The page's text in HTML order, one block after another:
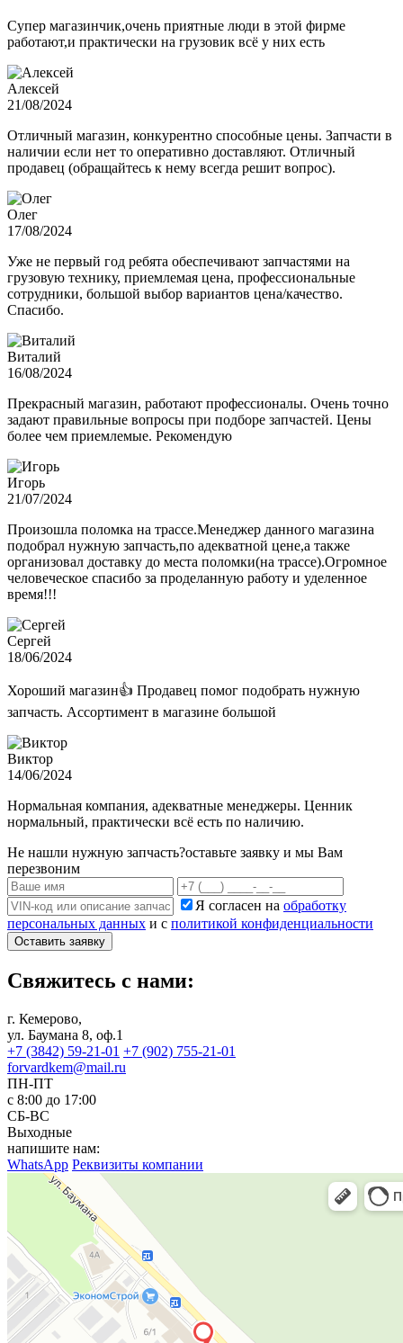
Супер магазинчик,очень приятные люди в этой фирме
работают,и практически на грузовик всё у них есть
Алексей
21/08/2024
Отличный магазин, конкурентно способные цены. Запчасти в
наличии если нет то оперативно доставляют. Отличный
продавец (обращайтесь к нему всегда решит вопрос).
Олег
17/08/2024
Уже не первый год ребята обеспечивают запчастями на
грузовую технику, приемлемая цена, профессиональные
сотрудники, большой выбор вариантов цена/качество.
Спасибо.
Виталий
16/08/2024
Прекрасный магазин, работают профессионалы. Очень точно
задают правильные вопросы при подборе запчастей. Цены
более чем приемлемые. Рекомендую
Игорь
21/07/2024
Произошла поломка на трассе.Менеджер данного магазина
подобрал нужную запчасть,по адекватной цене,а также
организовал доставку до места поломки(на трассе).Огромное
человеческое спасибо за проделанную работу и уделенное
время!!!
Сергей
18/06/2024
Хороший магазин👍 Продавец помог подобрать нужную
запчасть. Ассортимент в магазине большой
Виктор
14/06/2024
Нормальная компания, адекватные менеджеры. Ценник
нормальный, практически всё есть по наличию.
Не нашли нужную запчасть?оставьте заявку и мы Вам
перезвоним
Я согласен на обработку
персональных данных и с политикой конфиденциальности
Оставить заявку
Свяжитесь с нами:
г. Кемерово,
ул. Баумана 8, оф.1
+7 (3842) 59-21-01 +7 (902) 755-21-01
forvardkem@mail.ru
ПН-ПТ
с 8:00 до 17:00
СБ-ВС
Выходные
напишите нам:
WhatsApp Реквизиты компании